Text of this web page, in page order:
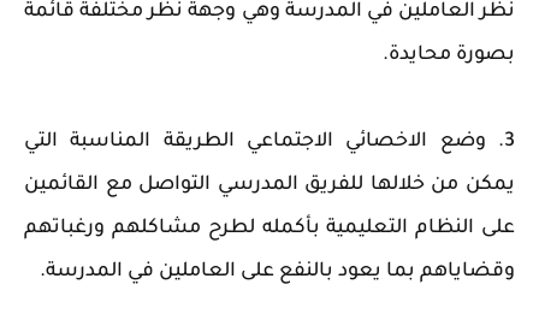
نظر العاملين في المدرسة وهي وجهة نظر مختلفة قائمة
بصورة محايدة.
3. وضع الاخصائي الاجتماعي الطريقة المناسبة التي
يمكن من خلالها للفريق المدرسي التواصل مع القائمين
على النظام التعليمية بأكمله لطرح مشاكلهم ورغباتهم
وقضاياهم بما يعود بالنفع على العاملين في المدرسة.